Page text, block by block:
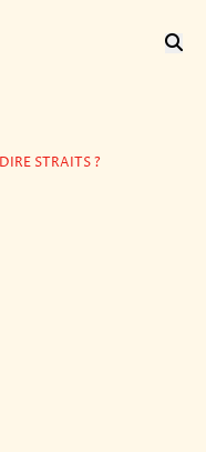
STRAITS ?